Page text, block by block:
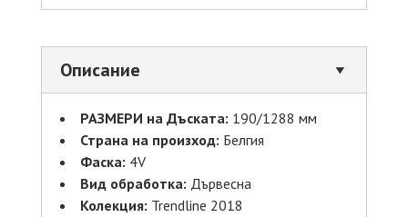
Описание
РАЗМЕРИ на Дъската: 190/1288 мм
Страна на произход: Белгия
Фаска: 4V
Вид обработка: Дървесна
Колекция: Trendline 2018